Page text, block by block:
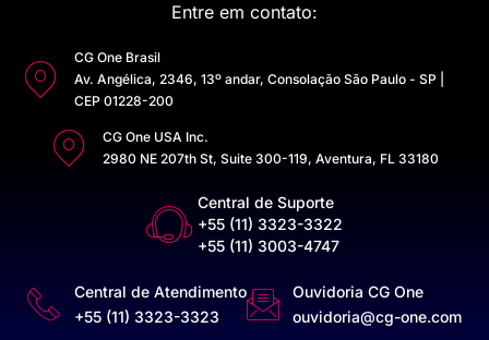
Entre em contato:
CG One Brasil
Av. Angélica, 2346, 13º andar, Consolação São Paulo - SP |
CEP 01228-200
CG One USA Inc.
2980 NE 207th St, Suite 300-119, Aventura, FL 33180
Central de Suporte
+55 (11) 3323-3322
+55 (11) 3003-4747
Central de Atendimento
+55 (11) 3323-3323
Ouvidoria CG One
ouvidoria@cg-one.com